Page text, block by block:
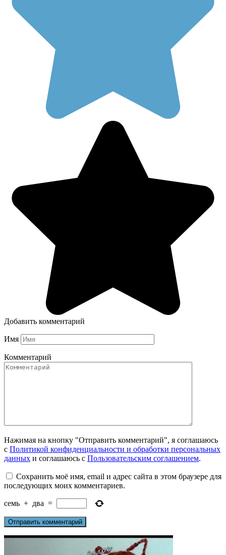
Добавить комментарий
Имя
Комментарий
Нажимая на кнопку "Отправить комментарий", я соглашаюсь
с Политикой конфиденциальности и обработки персональных
данных и соглашаюсь с Пользовательским соглашением.
Сохранить моё имя, email и адрес сайта в этом браузере для
последующих моих комментариев.
семь + два =